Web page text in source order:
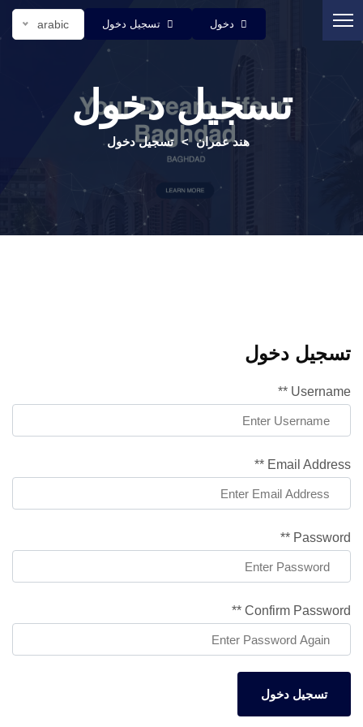
دخول تسجيل دخول arabic
تسجيل دخول
هند عمران تسجيل دخول
تسجيل دخول
Username **
Email Address **
Password **
Confirm Password **
تسجيل دخول